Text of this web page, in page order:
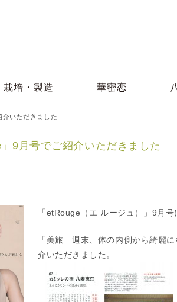
栽培・製造 華密恋
介いただきました
」9月号でご紹介いただきました
「etRouge（エ ルージュ）」9月号
「美旅 週末、体の内側から綺麗
介いただきました。